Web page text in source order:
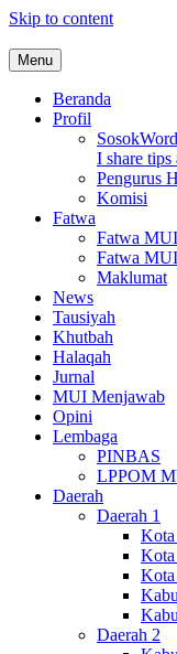
Skip to content
MUI Sulawesi Selatan
Khadimul Ummah wa
Menu
Beranda
Profil
Sosok
I share tips
Pengurus
Komisi
Fatwa
Fatwa
Fatwa
Maklumat
News
Tausiyah
Khutbah
Halaqah
Jurnal
MUI Menjawab
Opini
Lembaga
PINBAS
LPPOM
Daerah
Daerah 1
Kota
Kota
Kota
Daerah 2